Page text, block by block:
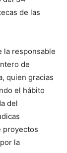
de las
la responsable
de
quien gracias
el hábito
del
proyectos
la